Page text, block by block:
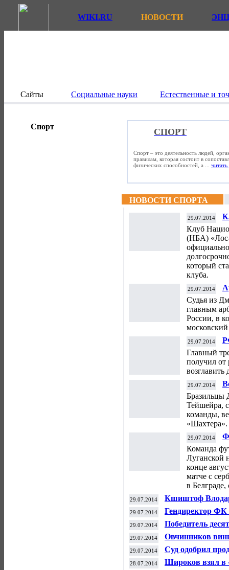
WIKI.RU НОВОСТИ
Сайты Социальные науки Естественные и
Спорт
СПОРТ
Спорт – это деятельность людей,
правилам, которая состоит в
физических способностей, а ... читать
НОВОСТИ СПОРТА
29.07.2014
Клуб
(НБА)
который
клуба.
29.07.2014
Судья из
главным
России, в
29.07.2014
Главный
получил от
29.07.2014
Бразильцы
Тейшейра,
команды,
«Шахтера».
29.07.2014
Команда
Луганской
конце
матче с
в
29.07.2014
Кшиштоф
боксерском бое
29.07.2014
Гендиректор
вернулись в
29.07.2014
Победитель
определится в
29.07.2014
Овчинников
Акинфеева на
29.07.2014 Суд одобрил
28.07.2014 Широков взял в